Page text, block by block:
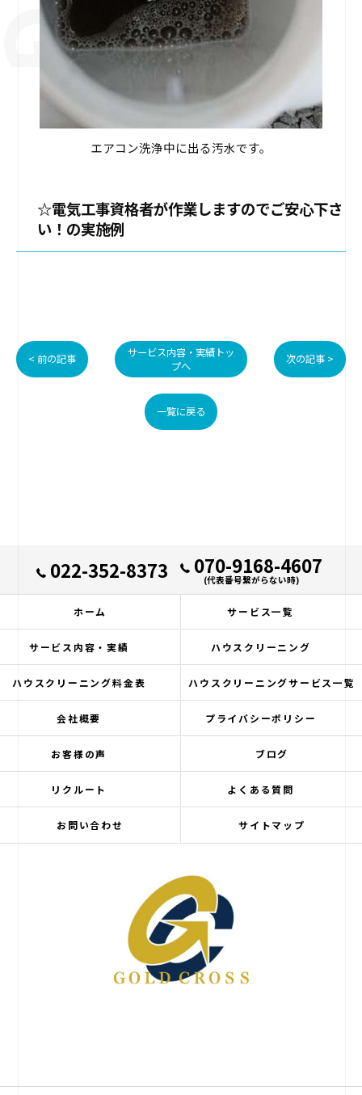
エアコン洗浄中に出る汚水です。
☆電気工事資格者が作業しますのでご安心下さ
い！の実施例
< 前の記事
サービス内容・実績トッ
プへ
次の記事 >
一覧に戻る
022-352-8373 070-9168-4607
(代表番号繋がらない時)
ホーム サービス一覧
サービス内容・実績 ハウスクリーニング
ハウスクリーニング料金表 ハウスクリーニングサービス一覧
会社概要 プライバシーポリシー
お客様の声 ブログ
リクルート よくある質問
お問い合わせ サイトマップ